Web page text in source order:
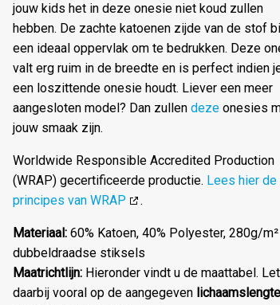
jouw kids het in deze onesie niet koud zullen
hebben. De zachte katoenen zijde van de stof
een ideaal oppervlak om te bedrukken. Deze
valt erg ruim in de breedte en is perfect indien
een loszittende onesie houdt. Liever een meer
aangesloten model? Dan zullen deze onesies
jouw smaak zijn.
Worldwide Responsible Accredited Production
(WRAP) gecertificeerde productie. Lees hier de
principes van WRAP
.
Materiaal: 60% Katoen, 40% Polyester, 280g/
dubbeldraadse stiksels
Maatrichtlijn: Hieronder vindt u de maattabel. Let
daarbij vooral op de aangegeven lichaamslengte